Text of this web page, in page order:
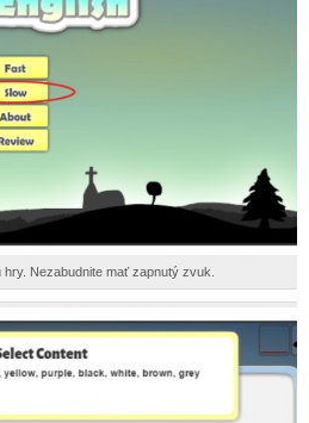
Nezabudnite mať zapnutý zvuk.